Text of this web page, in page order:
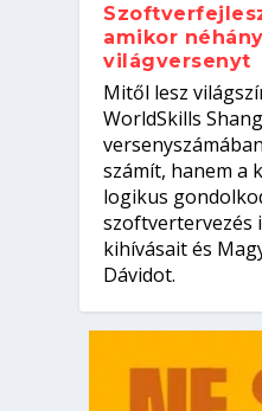
Kitalálod,
Írta: Tóth Mónika |
Nem
Írta: Oláh Erika |
el a
Írta: Szakmát Szerzek
Digitális
Írta: Oláh Erika |
amikor
világversenyt
Mitől lesz
WorldSkills
számít, hanem a
logikus
szoftvertervezés
kihívásait és
Dávidot.